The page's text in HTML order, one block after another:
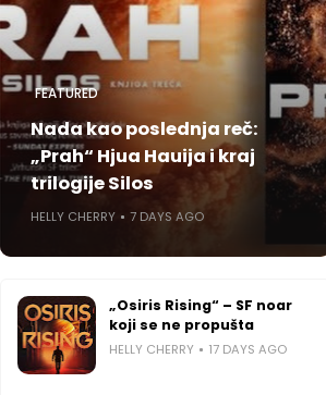
FEATURED
Nada kao poslednja reč:
„Prah“ Hjua Hauija i kraj
trilogije Silos
HELLY CHERRY 7 DAYS AGO
„Osiris Rising“ – SF noar
koji se ne propušta
HELLY CHERRY 17 DAYS AGO